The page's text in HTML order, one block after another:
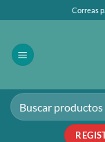
contenido
Correas
Buscar
por: